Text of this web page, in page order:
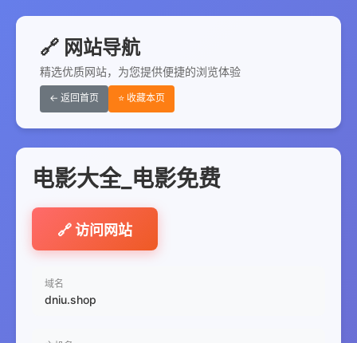
🔗 网站导航
精选优质网站，为您提供便捷的浏览体验
← 返回首页 ⭐ 收藏本页
电影大全_电影免费
🔗 访问网站
域名
dniu.shop